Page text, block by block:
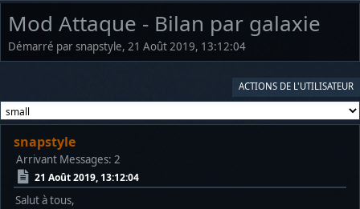
Mod Attaque - Bilan par galaxie
Démarré par snapstyle, 21 Août 2019, 13:12:04
ACTIONS DE L'UTILISATEUR
snapstyle
Arrivant Messages: 2
21 Août 2019, 13:12:04
Salut à tous,